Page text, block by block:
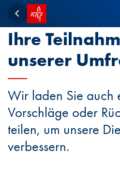
Zurück
Startseite SPUERKEESS
Wir danken
Ihre
unserer
Wir laden Sie auch
Vorschläge oder
teilen, um unsere
verbessern.